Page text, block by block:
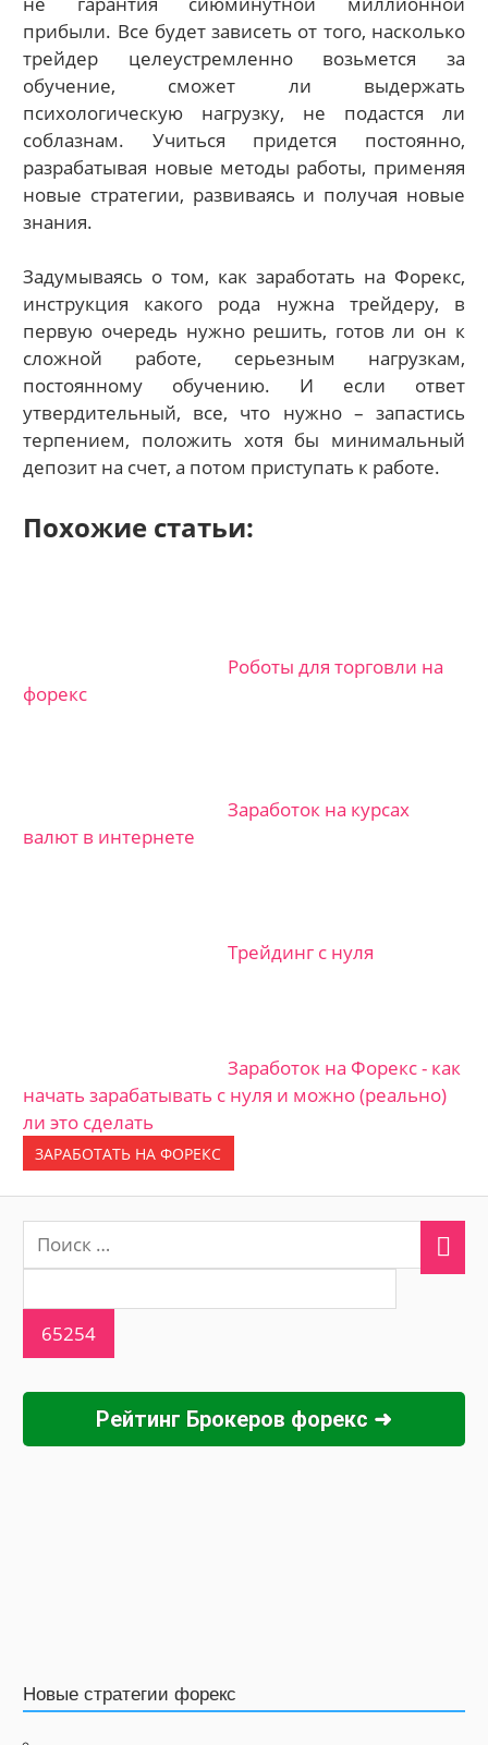
прибыли. Все будет зависеть от того, насколько
трейдер целеустремленно возьмется за
обучение, сможет ли выдержать
психологическую нагрузку, не подастся ли
соблазнам. Учиться придется постоянно,
разрабатывая новые методы работы, применяя
новые стратегии, развиваясь и получая новые
знания.
Задумываясь о том, как заработать на Форекс,
инструкция какого рода нужна трейдеру, в
первую очередь нужно решить, готов ли он к
сложной работе, серьезным нагрузкам,
постоянному обучению. И если ответ
утвердительный, все, что нужно – запастись
терпением, положить хотя бы минимальный
депозит на счет, а потом приступать к работе.
Похожие статьи:
Роботы для торговли на
форекс
Заработок на курсах
валют в интернете
Трейдинг с нуля
Заработок на Форекс - как
начать зарабатывать с нуля и можно (реально)
ли это сделать
ЗАРАБОТАТЬ НА ФОРЕКС
Рейтинг Брокеров форекс ➜
Новые стратегии форекс